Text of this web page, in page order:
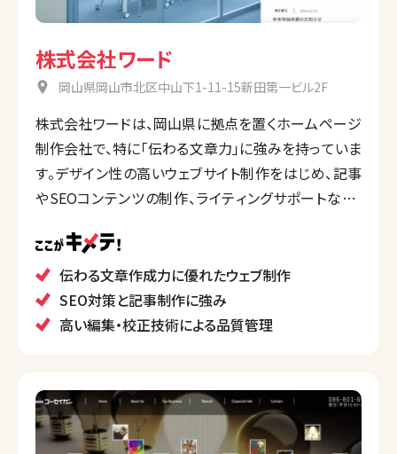
株式会社ワード
岡山県岡山市北区中山下1-11-15新田第一ビル2F
株式会社ワードは、岡山県に拠点を置くホームページ
制作会社で、特に「伝わる文章力」に強みを持っていま
す。デザイン性の高いウェブサイト制作をはじめ、記事
やSEOコンテンツの制作、ライティングサポートなど、
ます。
ヒアリングを重視し、曖昧な情報も分かりやすく整理し
て伝える能力に長けています。デザイン、ライティング、
SEO対策を一体化したブランディング支援が得意です。
伝わる文章作成力に優れたウェブ制作
SEO対策と記事制作に強み
高い編集・校正技術による品質管理